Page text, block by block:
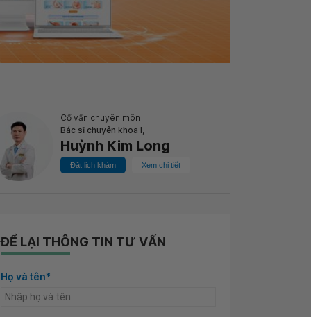
Cố vấn chuyên môn
Bác sĩ chuyên khoa I,
Huỳnh Kim Long
Đặt lịch khám Xem chi tiết
ĐỂ LẠI THÔNG TIN TƯ VẤN
Họ và tên*